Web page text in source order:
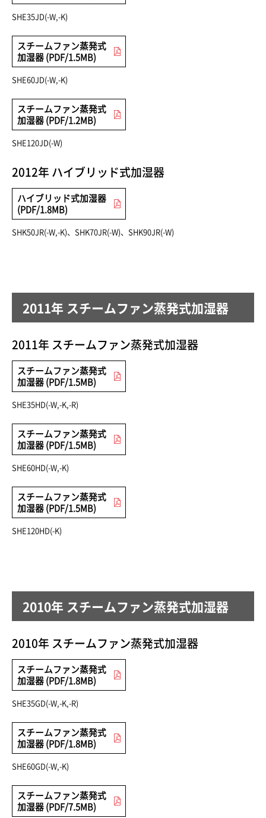
SHE35JD(-W,-K)
スチームファン蒸発式
加湿器 (PDF/1.5MB)
SHE60JD(-W,-K)
スチームファン蒸発式
加湿器 (PDF/1.2MB)
SHE120JD(-W)
2012年 ハイブリッド式加湿器
ハイブリッド式加湿器
(PDF/1.8MB)
SHK50JR(-W,-K)、SHK70JR(-W)、SHK90JR(-W)
2011年 スチームファン蒸発式加湿器
2011年 スチームファン蒸発式加湿器
スチームファン蒸発式
加湿器 (PDF/1.5MB)
SHE35HD(-W,-K,-R)
スチームファン蒸発式
加湿器 (PDF/1.5MB)
SHE60HD(-W,-K)
スチームファン蒸発式
加湿器 (PDF/1.5MB)
SHE120HD(-K)
2010年 スチームファン蒸発式加湿器
2010年 スチームファン蒸発式加湿器
スチームファン蒸発式
加湿器 (PDF/1.8MB)
SHE35GD(-W,-K,-R)
スチームファン蒸発式
加湿器 (PDF/1.8MB)
SHE60GD(-W,-K)
スチームファン蒸発式
加湿器 (PDF/7.5MB)